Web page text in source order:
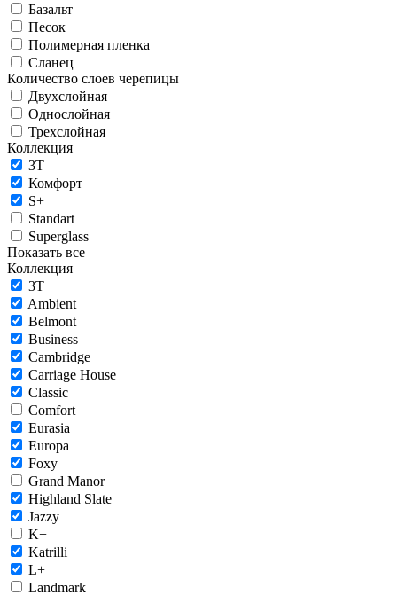
Базальт
Песок
Полимерная пленка
Сланец
Количество слоев черепицы
Двухслойная
Однослойная
Трехслойная
Коллекция
3T
Комфорт
S+
Standart
Superglass
Показать все
Коллекция
3T
Ambient
Belmont
Business
Cambridge
Carriage House
Classic
Comfort
Eurasia
Europa
Foxy
Grand Manor
Highland Slate
Jazzy
K+
Katrilli
L+
Landmark